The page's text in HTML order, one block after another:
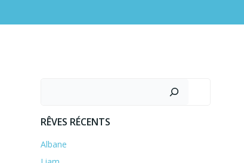
RÊVES RÉCENTS
Albane